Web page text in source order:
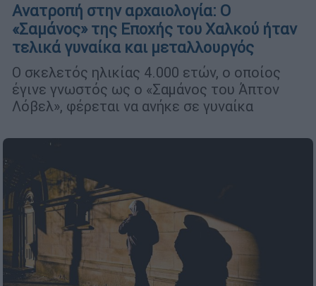
Ανατροπή στην αρχαιολογία: Ο
«Σαμάνος» της Εποχής του Χαλκού ήταν
τελικά γυναίκα και μεταλλουργός
Ο σκελετός ηλικίας 4.000 ετών, ο οποίος
έγινε γνωστός ως ο «Σαμάνος του Άπτον
Λόβελ», φέρεται να ανήκε σε γυναίκα